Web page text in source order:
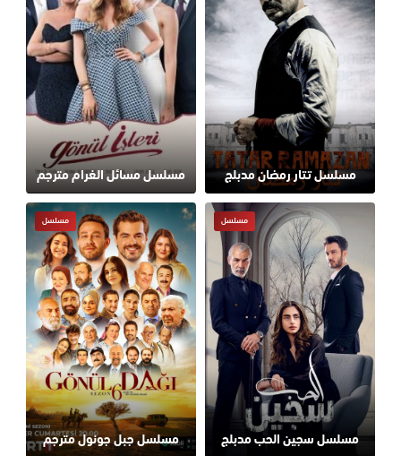
مسلسل تتار رمضان مدبلج مسلسل مسائل الغرام مترجم
مسلسل سجين الحب مدبلج
مسلسل
مسلسل جبل جونول مترجم
مسلسل